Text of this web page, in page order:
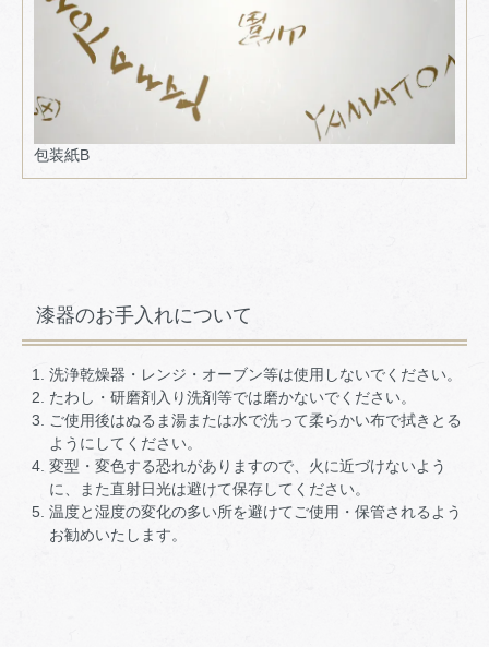
包装紙B
漆器のお手入れについて
洗浄乾燥器・レンジ・オーブン等は使用しないでください。
たわし・研磨剤入り洗剤等では磨かないでください。
ご使用後はぬるま湯または水で洗って柔らかい布で拭きとる
ようにしてください。
変型・変色する恐れがありますので、火に近づけないよう
に、また直射日光は避けて保存してください。
温度と湿度の変化の多い所を避けてご使用・保管されるよう
お勧めいたします。